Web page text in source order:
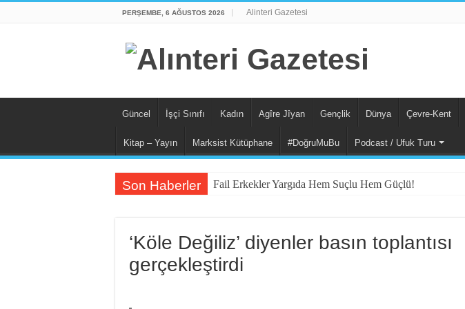
PERŞEMBE, 6 AĞUSTOS 2026 Alinteri Gazetesi
Güncel İşçi Sınıfı Kadın Agîre Jîyan Gençlik Dünya Çevre-Kent
Kitap – Yayın Marksist Kütüphane #DoğruMuBu Podcast / Ufuk Turu
Son Haberler
Fail Erkekler Yargıda Hem Suçlu Hem Güçlü!
Bir Mezar Taşı Peşinden 88 Yaşında Strazburg’tan Cûdî’ye
‘Köle Değiliz’ diyenler basın toplantısı
gerçekleştirdi